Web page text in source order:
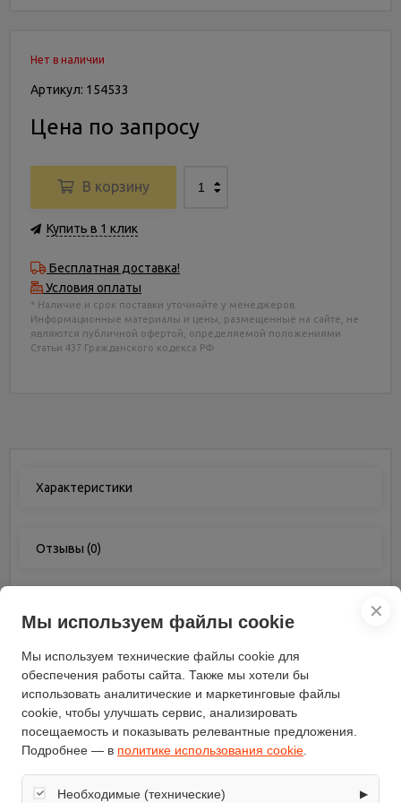
Нет в наличии
Артикул: 154533
Цена по запросу
В корзину
Купить в 1 клик
Бесплатная доставка!
Условия оплаты
* Наличие и срок поставки уточняйте у менеджеров.
Информационные материалы и цены, размещенные на сайте, не
являются публичной офертой, определяемой положениями
Статьи 437 Гражданского кодекса РФ.
Характеристики
Отзывы (0)
Характеристики
Цвет
желтый
Бренд
Kolner
Вес (кг)
Тип запуска
ручной
Число фаз
однофазная (220 В)
Количество тактов
двигателя
✕
Мы используем файлы cookie
Мы используем технические файлы cookie для
обеспечения работы сайта. Также мы хотели бы
использовать аналитические и маркетинговые файлы
cookie, чтобы улучшать сервис, анализировать
посещаемость и показывать релевантные предложения.
Подробнее — в политике использования cookie
Необходимые (технические) ▶